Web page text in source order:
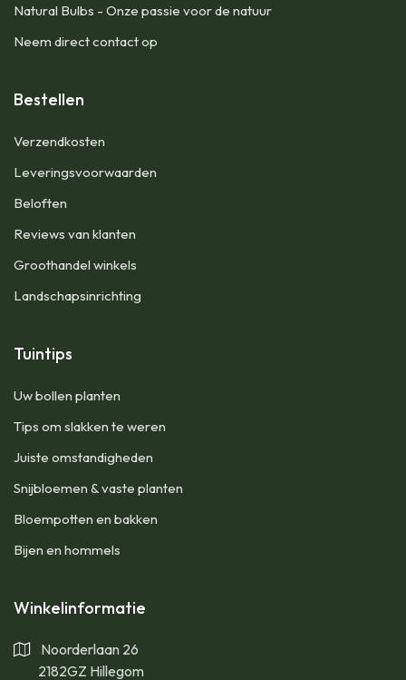
Natural Bulbs - Onze passie voor de natuur
Neem direct contact op
Bestellen
​Verzendkosten
Leveringsvoorwaarden
Beloften
Reviews van klanten
Groothandel winkels
Landschapsinrichting
Tuintips
Uw bollen planten
Tips om slakken te weren
Juiste omstandigheden
Snijbloemen & vaste planten
Bloempotten en bakken
Bijen en hommels
Winkelinformatie
Noorderlaan 26
2182GZ Hillegom